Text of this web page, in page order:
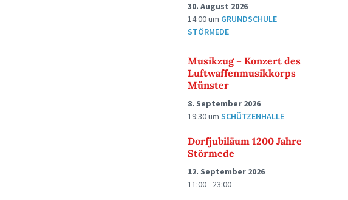
30. August 2026
14:00um GRUNDSCHULE
STÖRMEDE
Musikzug – Konzert des
Luftwaffenmusikkorps
Münster
8. September 2026
19:30umSCHÜTZENHALLE
Dorfjubiläum 1200 Jahre
Störmede
12. September 2026
11:00 - 23:00